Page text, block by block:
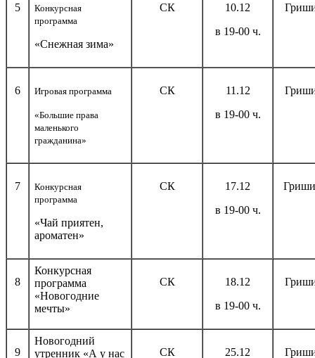
5
Конкурсная
программа
«Снежная зима»
СК
10.12
в 19-00 ч.
6 Игровая программа
«Большие права
маленького
гражданина»
СК
11.12
в 19-00 ч.
7
Конкурсная
программа
«Чай приятен,
ароматен»
СК
17.12
в 19-00 ч.
8
Конкурсная
программа
«Новогодние
мечты»
СК
18.12
в 19-00 ч.
9
Новогодний
утренник «А у нас
СК
25.12